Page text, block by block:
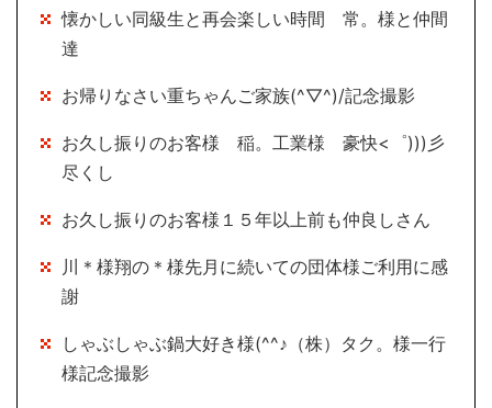
懐かしい同級生と再会楽しい時間 常。様と仲間
達
お帰りなさい重ちゃんご家族(^▽^)/記念撮影
お久し振りのお客様 稲。工業様 豪快<゜)))彡
尽くし
お久し振りのお客様１５年以上前も仲良しさん
川＊様翔の＊様先月に続いての団体様ご利用に感
謝
しゃぶしゃぶ鍋大好き様(^^♪（株）タク。様一行
様記念撮影